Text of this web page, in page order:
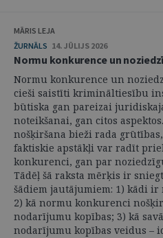
MĀRIS LEJA
ŽURNĀLS 14. JŪLIJS 2026
Normu konkurence un
Normu konkurence un
cieši saistīti krimināltiesību
būtiska gan pareizai
noteikšanai, gan citos
nošķiršana bieži rada
faktiskie apstākļi var radīt
konkurenci, gan par
Tādēļ šā raksta mērķis ir
šādiem jautājumiem: 1) kādi
2) kā normu konkurenci
nodarījumu kopības; 3) kā
nodarījumu kopības veidus –